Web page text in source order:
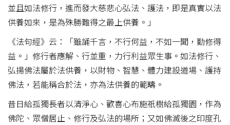
並且如法修行，進而發大慈悲心弘法、護法，即是真實以法
供養如來，是為殊勝難得之最上供養。」
《法句經》云：「雖誦千言，不行何益，不如一聞，勤修得
益。」修行者應解、行並重，力行利益眾生事。如法修行、
弘揚佛法屬於法供養，以財物、智慧、體力建設道場、護持
佛法，若能稱合於法，亦為法供養的範疇。
昔日給孤獨長者以清淨心、歡喜心布施祇樹給孤獨園，作為
佛陀、眾僧居止、修行及弘法的場所；又如佛滅後之印度孔